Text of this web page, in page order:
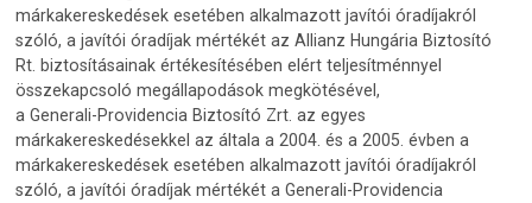
márkakereskedések esetében alkalmazott javítói óradíjakról
szóló, a javítói óradíjak mértékét az Allianz Hungária Biztosító
Rt. biztosításainak értékesítésében elért teljesítménnyel
összekapcsoló megállapodások megkötésével,
a Generali-Providencia Biztosító Zrt. az egyes
márkakereskedésekkel az általa a 2004. és a 2005. évben a
márkakereskedések esetében alkalmazott javítói óradíjakról
szóló, a javítói óradíjak mértékét a Generali-Providencia